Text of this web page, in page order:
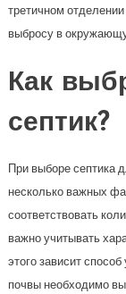
третичном
выбросу в
Как
септик?
При выборе септика
несколько важных
соответствовать
важно учитывать
этого зависит
почвы необходимо